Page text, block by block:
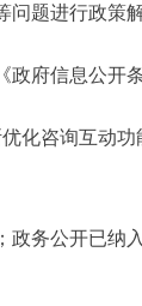
题进行政策解
府信息公开
咨询互动
务公开已纳